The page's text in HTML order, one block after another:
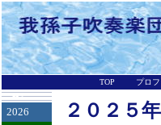
TOP プロ
-->
2026
２０２５